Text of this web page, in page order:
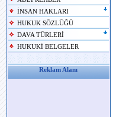
İNSAN HAKLARI
HUKUK SÖZLÜĞÜ
DAVA TÜRLERİ
HUKUKİ BELGELER
Reklam Alanı